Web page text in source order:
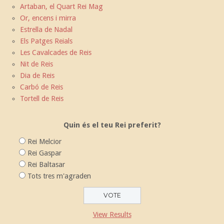
Artaban, el Quart Rei Mag
Or, encens i mirra
Estrella de Nadal
Els Patges Reials
Les Cavalcades de Reis
Nit de Reis
Dia de Reis
Carbó de Reis
Tortell de Reis
Quin és el teu Rei preferit?
Rei Melcior
Rei Gaspar
Rei Baltasar
Tots tres m'agraden
View Results